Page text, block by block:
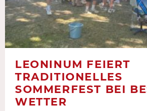
LEONINUM FEIERT
TRADITIONELLES
SOMMERFEST BEI
WETTER